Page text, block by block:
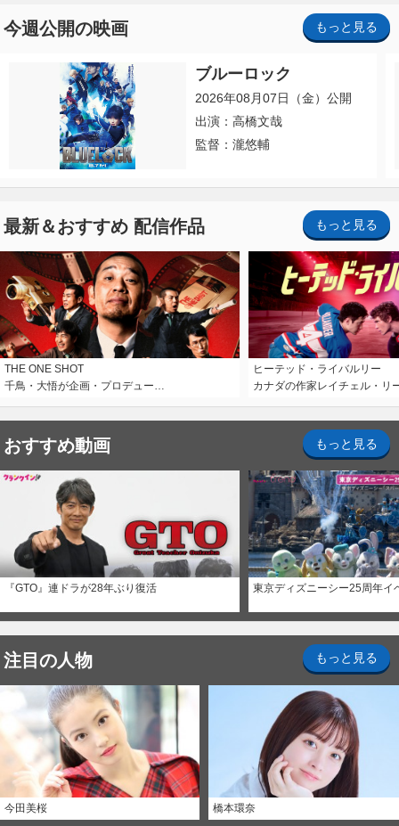
今週公開の映画 もっと見る
ブルーロック
2026年08月07日（金）公開
出演：高橋文哉
監督：瀧悠輔
最新＆おすすめ 配信作品 もっと見る
THE ONE SHOT
千鳥・大悟が企画・プロデュー…
ヒーテッド・ライバルリー
カナダの作家レイチェル・リ
おすすめ動画 もっと見る
『GTO』連ドラが28年ぶり復活 東京ディズニーシー25周年イ
注目の人物 もっと見る
今田美桜 橋本環奈